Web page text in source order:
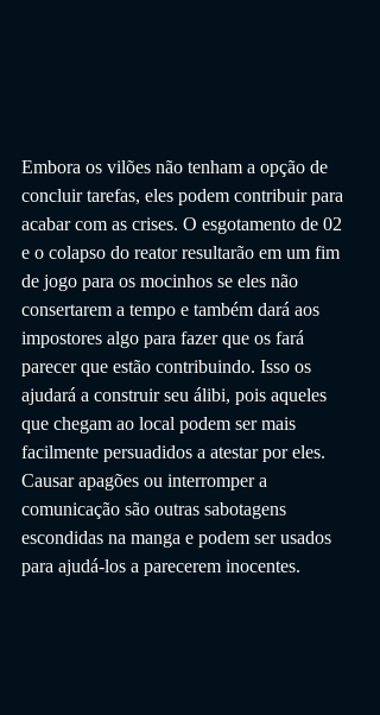
Embora os vilões não tenham a opção de
concluir tarefas, eles podem contribuir para
acabar com as crises. O esgotamento de 02
e o colapso do reator resultarão em um fim
de jogo para os mocinhos se eles não
consertarem a tempo e também dará aos
impostores algo para fazer que os fará
parecer que estão contribuindo. Isso os
ajudará a construir seu álibi, pois aqueles
que chegam ao local podem ser mais
facilmente persuadidos a atestar por eles.
Causar apagões ou interromper a
comunicação são outras sabotagens
escondidas na manga e podem ser usados ​​
para ajudá-los a parecerem inocentes.